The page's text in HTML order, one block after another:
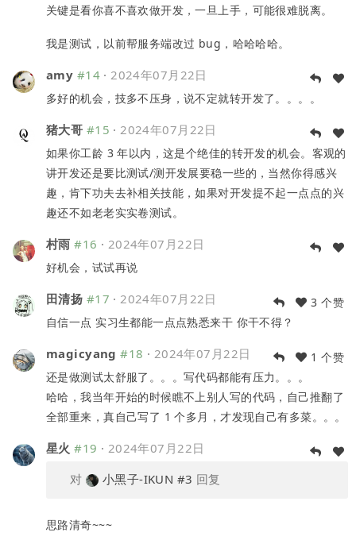
关键是看你喜不喜欢做开发，一旦上手，可能很难脱离。
我是测试，以前帮服务端改过 bug，哈哈哈哈。
amy #14· 2024年07月22日
多好的机会，技多不压身，说不定就转开发了。。。。
猪大哥 #15 · 2024年07月22日
如果你工龄 3 年以内，这是个绝佳的转开发的机会。客观的
讲开发还是要比测试/测开发展要稳一些的，当然你得感兴
趣，肯下功夫去补相关技能，如果对开发提不起一点点的兴
趣还不如老老实实卷测试。
村雨 #16 · 2024年07月22日
好机会，试试再说
田清扬 #17 · 2024年07月22日
3 个赞
自信一点 实习生都能一点点熟悉来干 你干不得？
magicyang #18 · 2024年07月22日
1 个赞
还是做测试太舒服了。。。写代码都能有压力。。。
哈哈，我当年开始的时候瞧不上别人写的代码，自己推翻了
全部重来，真自己写了 1 个多月，才发现自己有多菜。。。
星火 #19 · 2024年07月22日
对
小黑子-IKUN #3 回复
思路清奇~~~